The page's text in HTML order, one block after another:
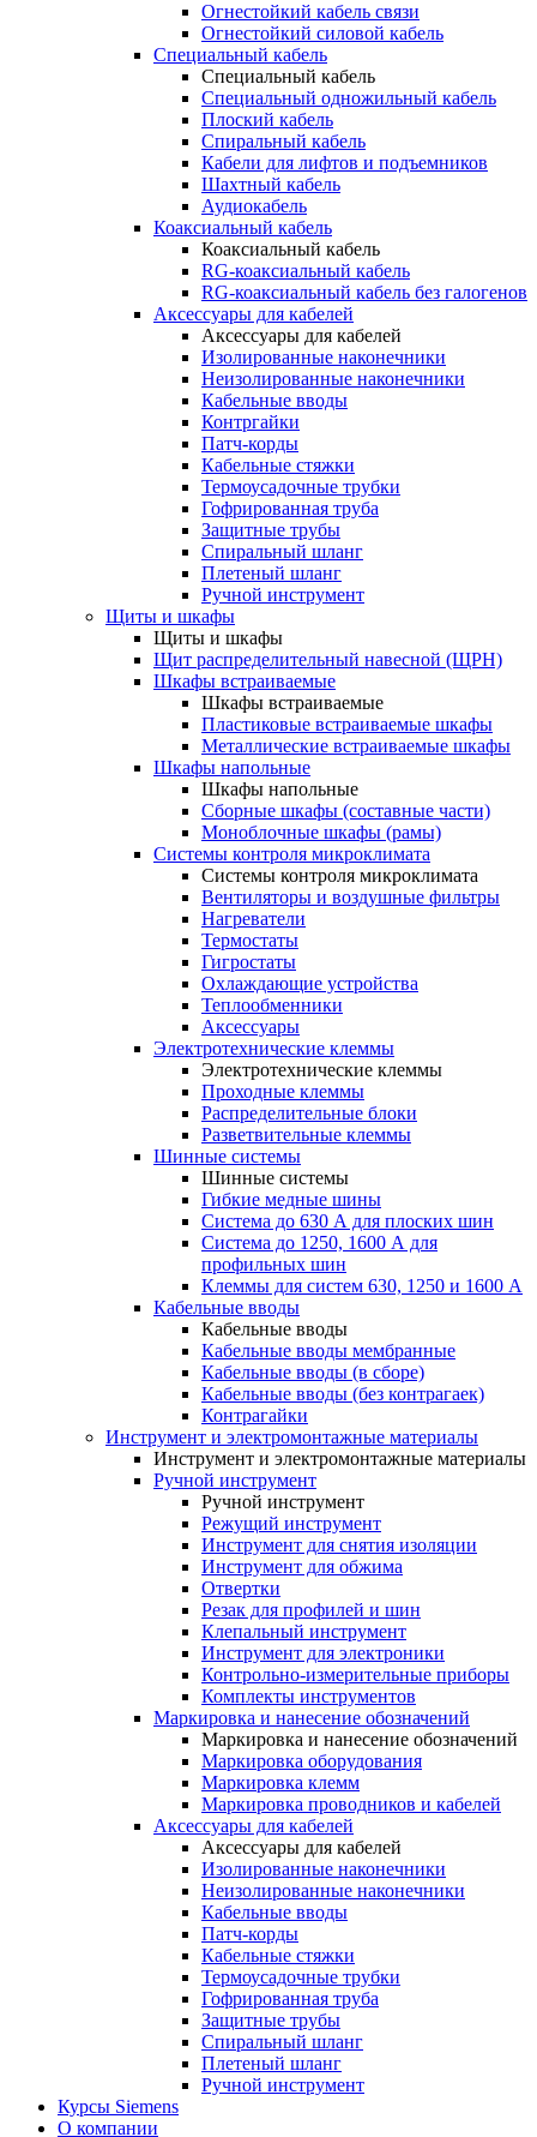
Огнестойкий кабель связи
Огнестойкий силовой кабель
Специальный кабель
Специальный кабель
Специальный одножильный кабель
Плоский кабель
Спиральный кабель
Кабели для лифтов и подъемников
Шахтный кабель
Аудиокабель
Коаксиальный кабель
Коаксиальный кабель
RG-коаксиальный кабель
RG-коаксиальный кабель без галогенов
Аксессуары для кабелей
Аксессуары для кабелей
Изолированные наконечники
Неизолированные наконечники
Кабельные вводы
Контргайки
Патч-корды
Кабельные стяжки
Термоусадочные трубки
Гофрированная труба
Защитные трубы
Спиральный шланг
Плетеный шланг
Ручной инструмент
Щиты и шкафы
Щиты и шкафы
Щит распределительный навесной (ЩРН)
Шкафы встраиваемые
Шкафы встраиваемые
Пластиковые встраиваемые шкафы
Металлические встраиваемые шкафы
Шкафы напольные
Шкафы напольные
Сборные шкафы (составные части)
Моноблочные шкафы (рамы)
Системы контроля микроклимата
Системы контроля микроклимата
Вентиляторы и воздушные фильтры
Нагреватели
Термостаты
Гигростаты
Охлаждающие устройства
Теплообменники
Аксессуары
Электротехнические клеммы
Электротехнические клеммы
Проходные клеммы
Распределительные блоки
Разветвительные клеммы
Шинные системы
Шинные системы
Гибкие медные шины
Система до 630 А для плоских шин
Система до 1250, 1600 А для
профильных шин
Клеммы для систем 630, 1250 и 1600 А
Кабельные вводы
Кабельные вводы
Кабельные вводы мембранные
Кабельные вводы (в сборе)
Кабельные вводы (без контрагаек)
Контрагайки
Инструмент и электромонтажные материалы
Инструмент и электромонтажные материалы
Ручной инструмент
Ручной инструмент
Режущий инструмент
Инструмент для снятия изоляции
Инструмент для обжима
Отвертки
Резак для профилей и шин
Клепальный инструмент
Инструмент для электроники
Контрольно-измерительные приборы
Комплекты инструментов
Маркировка и нанесение обозначений
Маркировка и нанесение обозначений
Маркировка оборудования
Маркировка клемм
Маркировка проводников и кабелей
Аксессуары для кабелей
Аксессуары для кабелей
Изолированные наконечники
Неизолированные наконечники
Кабельные вводы
Патч-корды
Кабельные стяжки
Термоусадочные трубки
Гофрированная труба
Защитные трубы
Спиральный шланг
Плетеный шланг
Ручной инструмент
Курсы Siemens
О компании